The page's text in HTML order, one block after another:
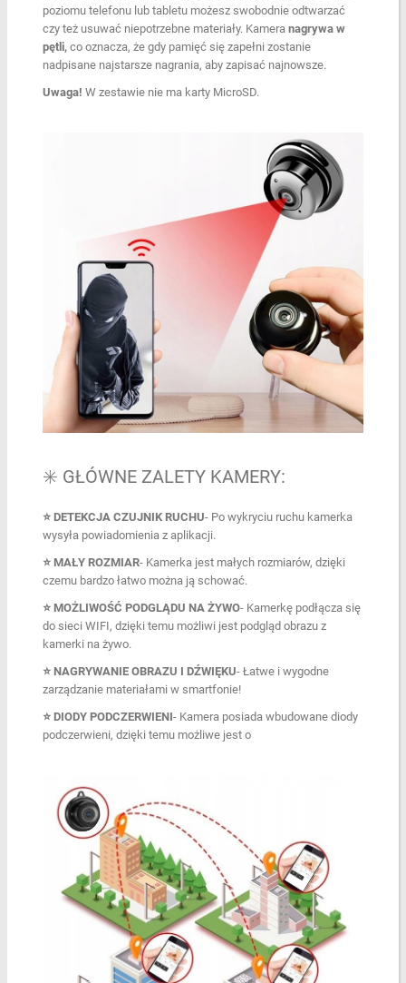
poziomu telefonu lub tabletu możesz swobodnie odtwarzać
czy też usuwać niepotrzebne materiały. Kamera nagrywa w
pętli,co oznacza, że gdy pamięć się zapełni zostanie
nadpisane najstarsze nagrania, aby zapisać najnowsze.
Uwaga! W zestawie nie ma karty MicroSD.
✳️ GŁÓWNE ZALETY KAMERY:
⭐ DETEKCJA CZUJNIK RUCHU- Po wykryciu ruchu kamerka
wysyła powiadomienia z aplikacji.
⭐ MAŁY ROZMIAR- Kamerka jest małych rozmiarów, dzięki
czemu bardzo łatwo można ją schować.
⭐ MOŻLIWOŚĆ PODGLĄDU NA ŻYWO- Kamerkę podłącza się
do sieci WIFI, dzięki temu możliwi jest podgląd obrazu z
kamerki na żywo.
⭐ NAGRYWANIE OBRAZU I DŹWIĘKU- Łatwe i wygodne
zarządzanie materiałami w smartfonie!
⭐ DIODY PODCZERWIENI- Kamera posiada wbudowane diody
podczerwieni, dzięki temu możliwe jest o